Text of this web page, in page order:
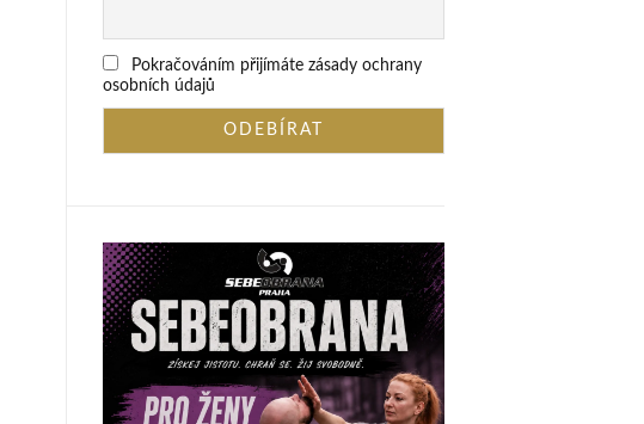
Pokračováním přijímáte zásady ochrany
osobních údajů